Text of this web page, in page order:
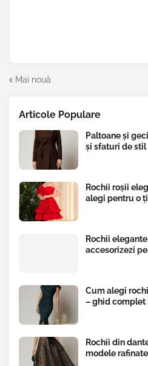
Mai nouă
Articole Populare
Paltoane și
și sfaturi de stil
Rochii roșii
alegi pentru o
Rochii
accesorizezi
Cum alegi
– ghid complet
Rochii din
modele